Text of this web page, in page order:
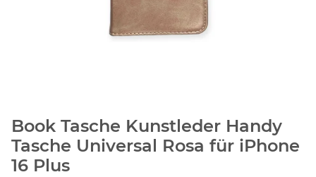
Book Tasche Kunstleder Handy
Tasche Universal Rosa für iPhone
16 Plus